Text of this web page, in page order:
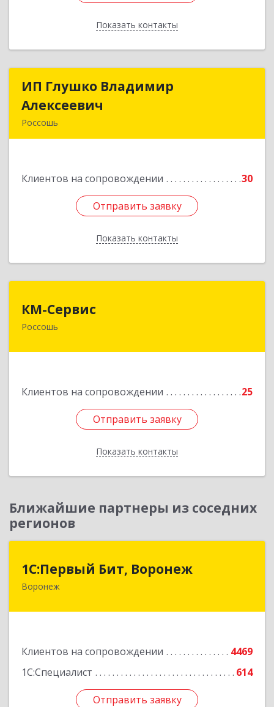
Показать контакты
Назад
ИП Глушко Владимир
Алексеевич
Россошь
Клиентов на сопровождении 30
Отправить заявку
Показать контакты
ИП Глушко Владимир
Подробнее
Отправить заявку
Назад
КМ-Сервис
Россошь
Клиентов на сопровождении 25
Отправить заявку
Показать контакты
396650, Воронежская обл, Россошанский р-н,
Отправить заявку
Назад
Ближайшие партнеры из соседних
регионов
1С:Первый Бит, Воронеж
Воронеж
Клиентов на сопровождении
4469
1С:Специалист
614
Отправить заявку
1С:Первый Бит, Воронеж
394006, Воронежская обл, Воронеж г, 20-летия
Отправить заявку